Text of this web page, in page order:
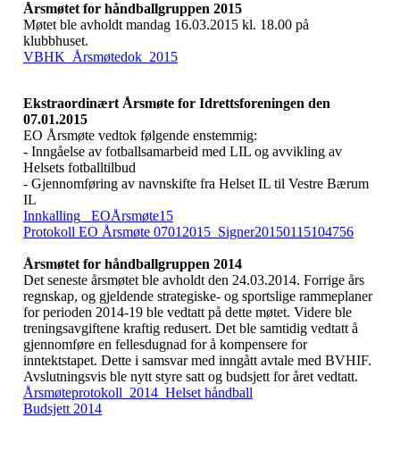
Årsmøtet for håndballgruppen 2015
Møtet ble avholdt mandag 16.03.2015 kl. 18.00 på
klubbhuset.
VBHK_Årsmøtedok_2015
Ekstraordinært Årsmøte for Idrettsforeningen den
07.01.2015
EO Årsmøte vedtok følgende enstemmig:
- Inngåelse av fotballsamarbeid med LIL og avvikling av
Helsets fotballtilbud
- Gjennomføring av navnskifte fra Helset IL til Vestre Bærum
IL
Innkalling_ EOÅrsmøte15
Protokoll EO Årsmøte 07012015_Signer20150115104756
Årsmøtet for håndballgruppen 2014
Det seneste årsmøtet ble avholdt den 24.03.2014. Forrige års
regnskap, og gjeldende strategiske- og sportslige rammeplaner
for perioden 2014-19 ble vedtatt på dette møtet. Videre ble
treningsavgiftene kraftig redusert. Det ble samtidig vedtatt å
gjennomføre en fellesdugnad for å kompensere for
inntektstapet. Dette i samsvar med inngått avtale med BVHIF.
Avslutningsvis ble nytt styre satt og budsjett for året vedtatt.
Årsmøteprotokoll_2014_Helset håndball
Budsjett 2014